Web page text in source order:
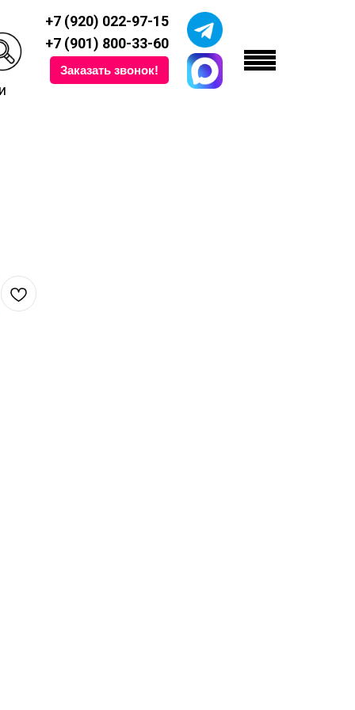
+7 (901) 800-33-60
+7 (920) 022-97-15
Заказать звонок!